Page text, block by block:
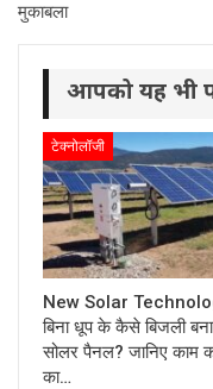
मुकाबला
आपको यह भी
टेक्नोलॉजी
New Solar
बिना धूप के कैसे बिजली
सोलर पैनल? जानिए काम
का…